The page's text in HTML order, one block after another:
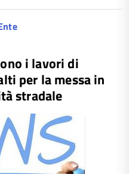
i lavori di
per la messa in
stradale